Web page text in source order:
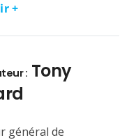
+
: Tony
général de